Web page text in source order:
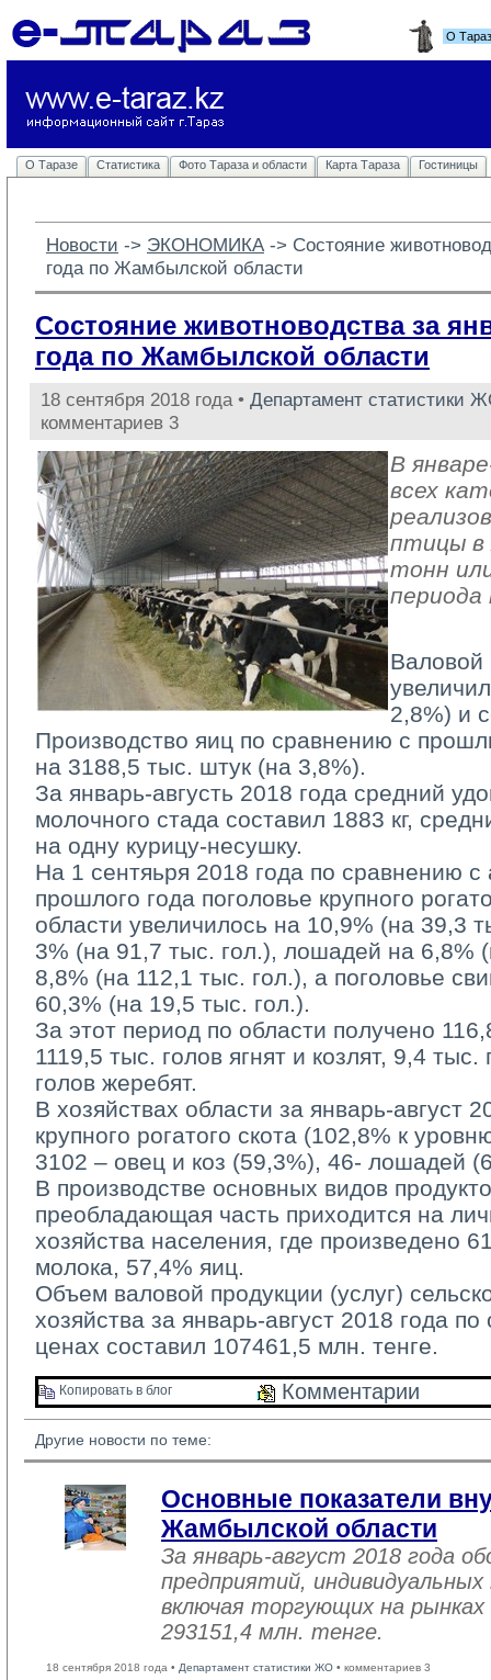
О
О Таразе Статистика Фото Тараза и области Карта Тараза Гостиницы
Новости -> ЭКОНОМИКА -> Состояние
года по Жамбылской области
Состояние животноводства за
года по Жамбылской области
18 сентября 2018 года • Департамент статистики
комментариев 3
В
всех
птицы в
тонн
периода
Валовой
2,8%) и
Производство яиц по сравнению с
на 3188,5 тыс. штук (на 3,8%).
За январь-августь 2018 года средний
молочного стада составил 1883 кг,
на одну курицу-несушку.
На 1 сентяьря 2018 года по сравнению
прошлого года поголовье крупного
области увеличилось на 10,9% (на 39,3
3% (на 91,7 тыс. гол.), лошадей на 6,8%
8,8% (на 112,1 тыс. гол.), а поголовье
60,3% (на 19,5 тыс. гол.).
За этот период по области получено
1119,5 тыс. голов ягнят и козлят, 9,4
голов жеребят.
В хозяйствах области за январь-август
крупного рогатого скота (102,8% к
3102 – овец и коз (59,3%), 46- лошадей
В производстве основных видов
преобладающая часть приходится на
хозяйства населения, где произведено
молока, 57,4% яиц.
Объем валовой продукции (услуг)
хозяйства за январь-август 2018 года
ценах составил 107461,5 млн. тенге.
Копировать в блог Комментарии
Другие новости по теме:
Основные показатели
Жамбылской области
За январь-август 2018 года
предприятий,
включая торгующих на рынках
293151,4 млн. тенге.
18 сентября 2018 года • Департамент статистики ЖО • комментариев 3